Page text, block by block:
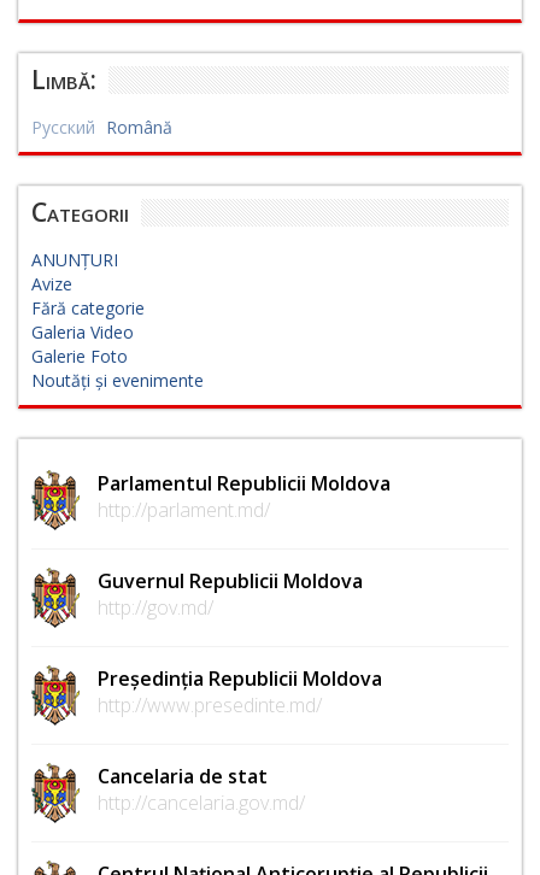
Limbă:
Русский Română
Categorii
ANUNȚURI
Avize
Fără categorie
Galeria Video
Galerie Foto
Noutăți și evenimente
Parlamentul Republicii Moldova
http://parlament.md/
Guvernul Republicii Moldova
http://gov.md/
Președinția Republicii Moldova
http://www.presedinte.md/
Cancelaria de stat
http://cancelaria.gov.md/